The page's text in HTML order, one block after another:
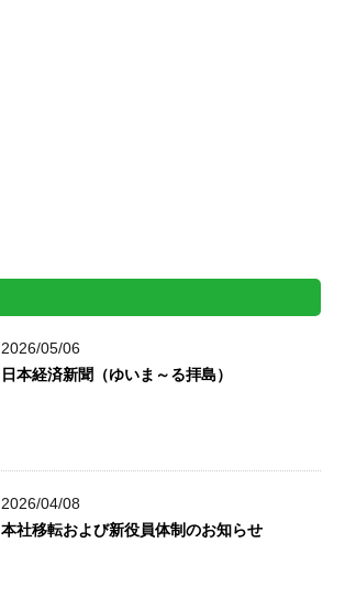
2026/05/06
日本経済新聞（ゆいま～る拝島）
2026/04/08
本社移転および新役員体制のお知らせ